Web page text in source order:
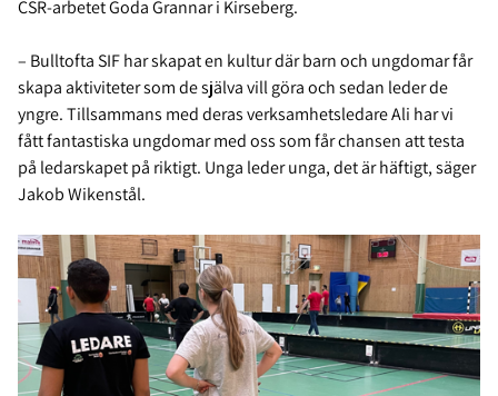
CSR-arbetet Goda Grannar i Kirseberg.
– Bulltofta SIF har skapat en kultur där barn och ungdomar får
skapa aktiviteter som de själva vill göra och sedan leder de
yngre. Tillsammans med deras verksamhetsledare Ali har vi
fått fantastiska ungdomar med oss som får chansen att testa
på ledarskapet på riktigt. Unga leder unga, det är häftigt, säger
Jakob Wikenstål.